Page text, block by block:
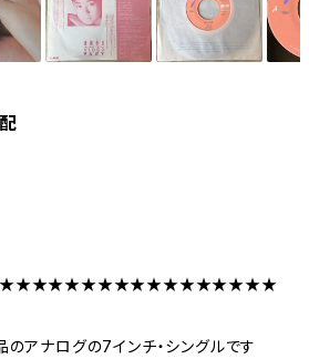
アナログの7インチ・シングルです